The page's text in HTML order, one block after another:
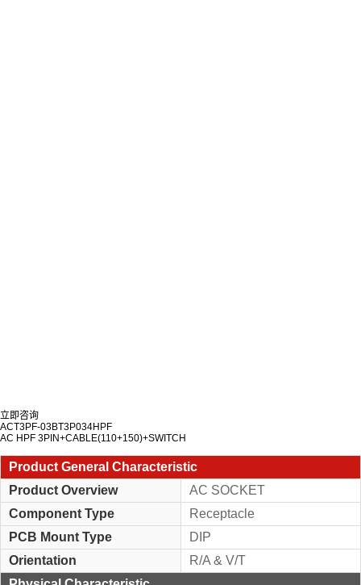
立即咨询
ACT3PF-03BT3P034HPF
AC HPF 3PIN+CABLE(110+150)+SWITCH
Product General Characteristic
Product Overview
AC SOCKET
Component Type
Receptacle
PCB Mount Type
DIP
Orientation
R/A & V/T